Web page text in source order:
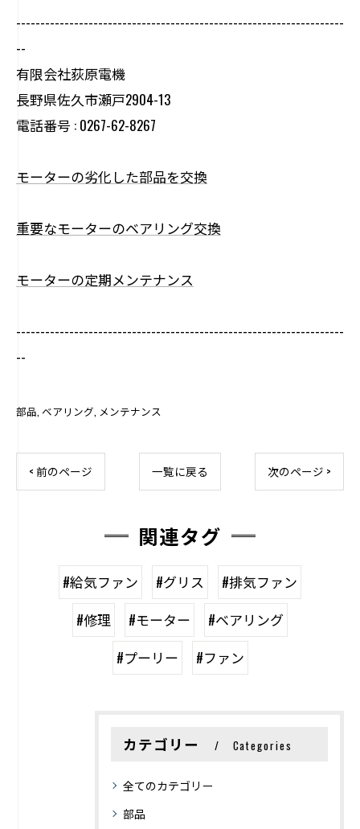
--------------------------------------------------------------------
--
有限会社荻原電機
長野県佐久市瀬戸2904-13
電話番号 : 0267-62-8267
モーターの劣化した部品を交換
重要なモーターのベアリング交換
モーターの定期メンテナンス
--------------------------------------------------------------------
--
部品 ベアリング メンテナンス
< 前のページ 一覧に戻る 次のページ >
関連タグ
#給気ファン #グリス
#排気ファン
#修理
#モーター
#ベアリング
#プーリー
#ファン
カテゴリー Categories
全てのカテゴリー
部品